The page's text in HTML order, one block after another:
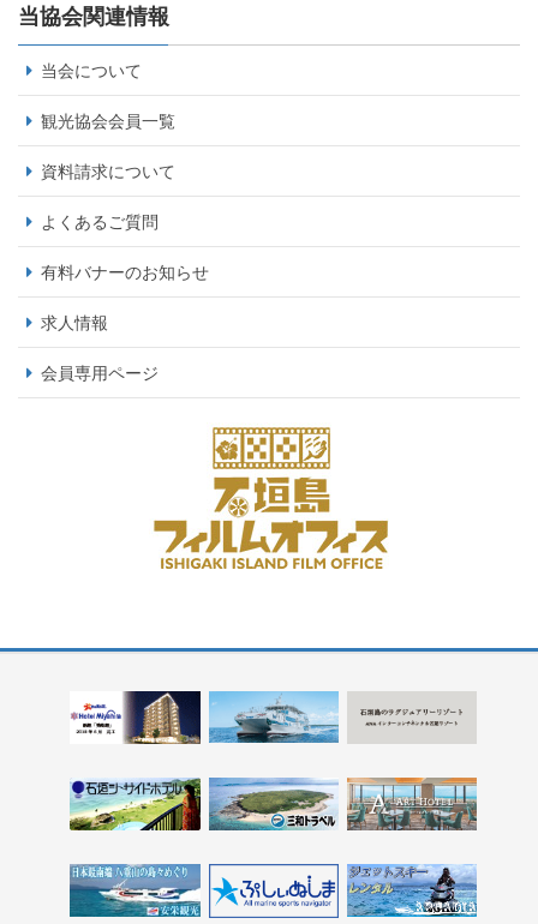
当協会関連情報
当会について
観光協会会員一覧
資料請求について
よくあるご質問
有料バナーのお知らせ
求人情報
会員専用ページ